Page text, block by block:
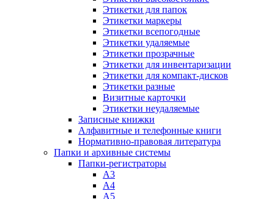
Этикетки для папок
Этикетки маркеры
Этикетки всепогодные
Этикетки удаляемые
Этикетки прозрачные
Этикетки для инвентаризации
Этикетки для компакт-дисков
Этикетки разные
Визитные карточки
Этикетки неудаляемые
Записные книжки
Алфавитные и телефонные книги
Нормативно-правовая литература
Папки и архивные системы
Папки-регистраторы
А3
А4
А5